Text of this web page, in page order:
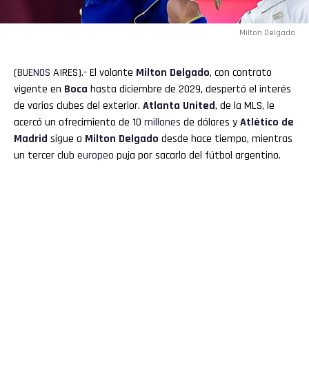
Milton Delgado
(BUENOS AIRES).- El volante Milton Delgado, con contrato
vigente en Boca hasta diciembre de 2029, despertó el interés
de varios clubes del exterior. Atlanta United, de la MLS, le
acercó un ofrecimiento de 10 millones de dólares yAtlético de
Madrid sigue a Milton Delgado desde hace tiempo, mientras
un tercer club europeo puja por sacarlo del fútbol argentino.